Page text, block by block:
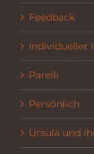
Feedback
Individueller
Parelli
Persönlich
Ursula und